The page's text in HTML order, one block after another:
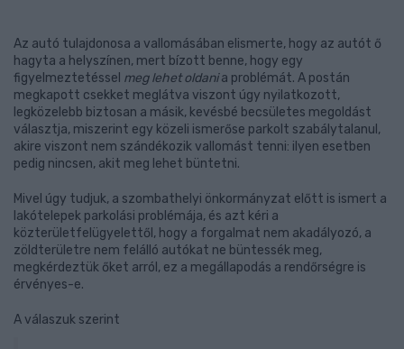
Az autó tulajdonosa a vallomásában elismerte, hogy az autót ő
hagyta a helyszínen, mert bízott benne, hogy egy
figyelmeztetéssel meg lehet oldania problémát. A postán
megkapott csekket meglátva viszont úgy nyilatkozott,
legközelebb biztosan a másik, kevésbé becsületes megoldást
választja, miszerint egy közeli ismerőse parkolt szabálytalanul,
akire viszont nem szándékozik vallomást tenni: ilyen esetben
pedig nincsen, akit meg lehet büntetni.
Mivel úgy tudjuk, a szombathelyi önkormányzat előtt is ismert a
lakótelepek parkolási problémája, és azt kéri a
közterületfelügyelettől, hogy a forgalmat nem akadályozó, a
zöldterületre nem felálló autókat ne büntessék meg,
megkérdeztük őket arról, ez a megállapodás a rendőrségre is
érvényes-e.
A válaszuk szerint